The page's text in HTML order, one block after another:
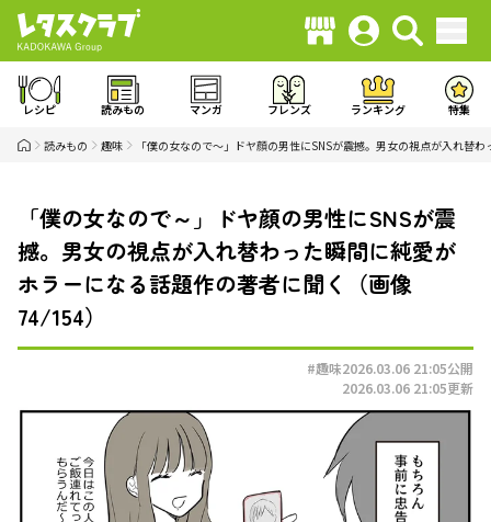
レシピ 読みもの マンガ フレンズ ランキング 特集
読みもの 趣味 「僕の女なので～」ドヤ顔の男性にSNSが震撼。男女の視点が入れ替
「僕の女なので～」ドヤ顔の男性にSNSが震
撼。男女の視点が入れ替わった瞬間に純愛が
ホラーになる話題作の著者に聞く（画像
74/154）
#趣味2026.03.06 21:05公開
2026.03.06 21:05更新